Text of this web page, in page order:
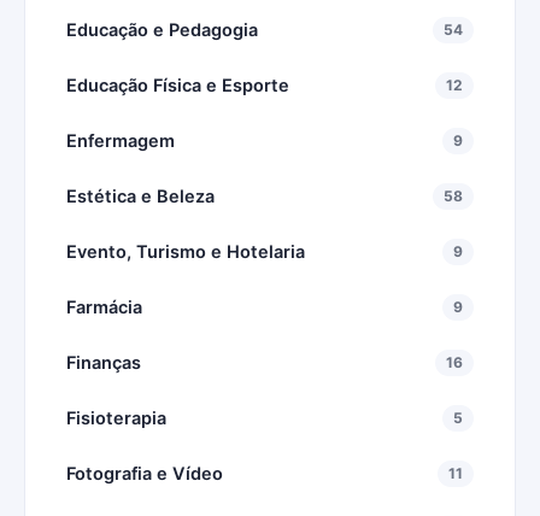
Educação e Pedagogia 54
Educação Física e Esporte 12
Enfermagem 9
Estética e Beleza 58
Evento, Turismo e Hotelaria 9
Farmácia 9
Finanças 16
Fisioterapia 5
Fotografia e Vídeo 11